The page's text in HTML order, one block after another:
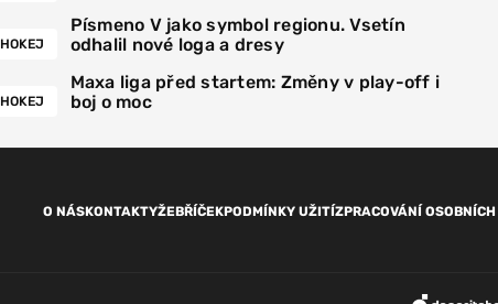
HOKEJ
Písmeno V jako symbol regionu. Vsetín
odhalil nové loga a dresy
HOKEJ
Maxa liga před startem: Změny v play-off i
boj o moc
O NÁSKONTAKTYŽEBŘÍČEKPODMÍNKY UŽITÍZPRACOVÁNÍ